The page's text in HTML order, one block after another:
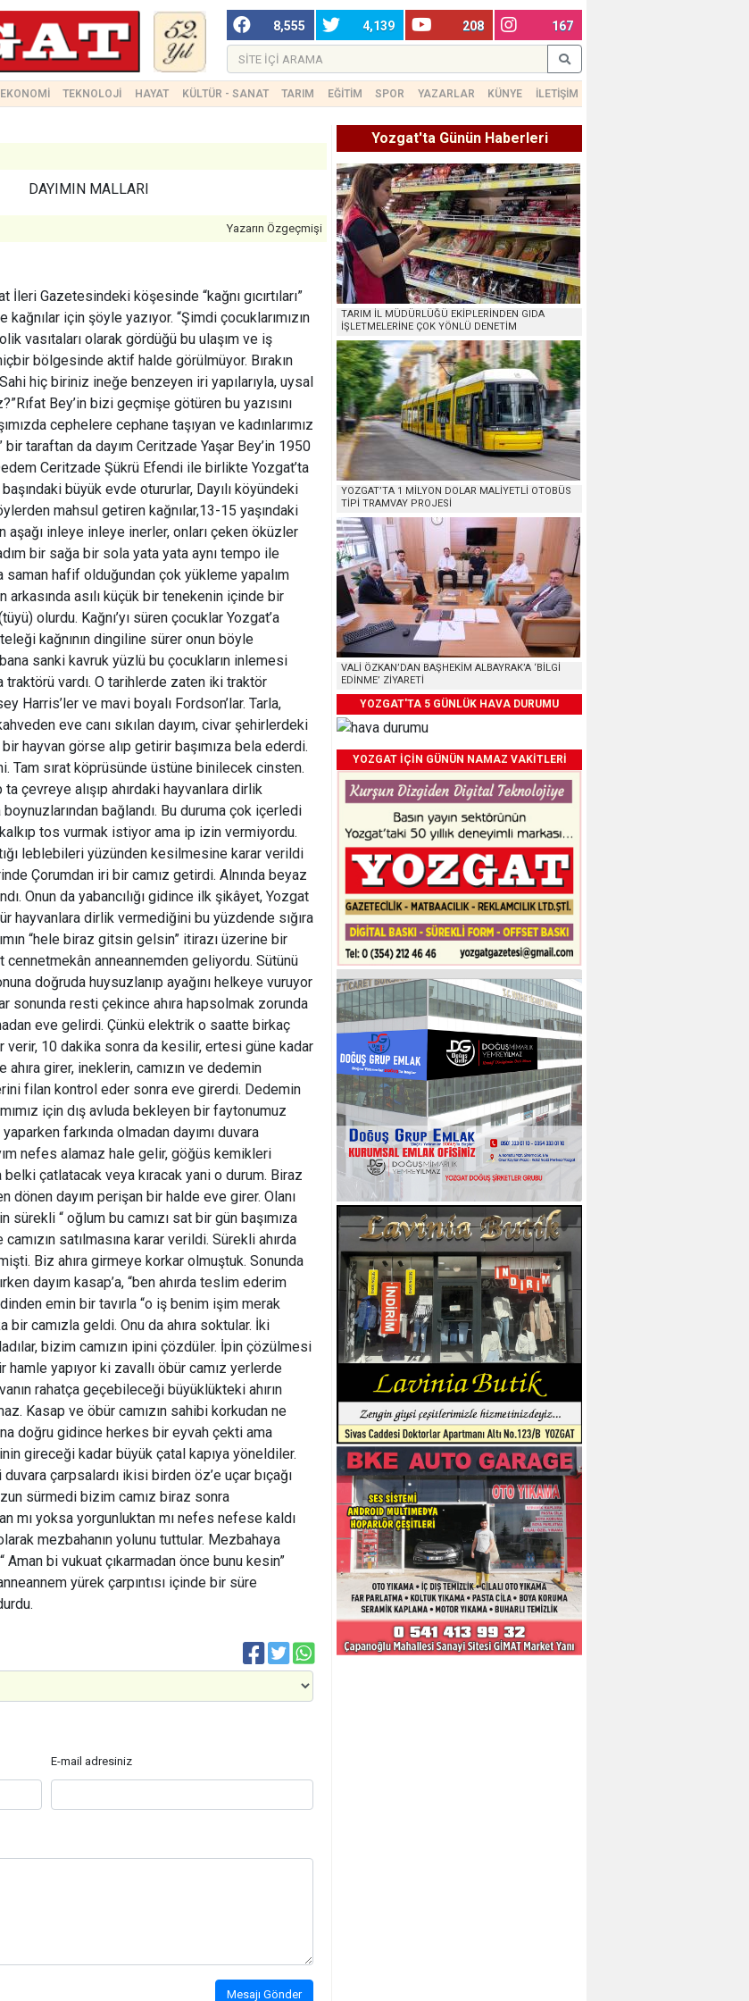
8,555 4,139 208 167
EKONOMİ TEKNOLOJİ HAYAT KÜLTÜR - SANAT TARIM EĞİTİM SPOR YAZARLAR KÜNYE İLETİŞİM
DAYIMIN MALLARI
Yazarın Özgeçmişi
İleri Gazetesindeki köşesinde “kağnı gıcırtıları”
kağnılar için şöyle yazıyor. “Şimdi çocuklarımızın
vasıtaları olarak gördüğü bu ulaşım ve iş
bölgesinde aktif halde görülmüyor. Bırakın
hiç biriniz ineğe benzeyen iri yapılarıyla, uysal
Bey’in bizi geçmişe götüren bu yazısını
cephelere cephane taşıyan ve kadınlarımız
bir taraftan da dayım Ceritzade Yaşar Bey’in 1950
Ceritzade Şükrü Efendi ile birlikte Yozgat’ta
büyük evde otururlar, Dayılı köyündeki
mahsul getiren kağnılar,13-15 yaşındaki
aşağı inleye inleye inerler, onları çeken öküzler
bir sağa bir sola yata yata aynı tempo ile
hafif olduğundan çok yükleme yapalım
arkasında asılı küçük bir tenekenin içinde bir
olurdu. Kağnı’yı süren çocuklar Yozgat’a
kağnının dingiline sürer onun böyle
sanki kavruk yüzlü bu çocukların inlemesi
vardı. O tarihlerde zaten iki traktör
Harris’ler ve mavi boyalı Fordson’lar. Tarla,
eve canı sıkılan dayım, civar şehirlerdeki
hayvan görse alıp getirir başımıza bela ederdi.
Tam sırat köprüsünde üstüne binilecek cinsten.
çevreye alışıp ahırdaki hayvanlara dirlik
bağlandı. Bu duruma çok içerledi
tos vurmak istiyor ama ip izin vermiyordu.
leblebileri yüzünden kesilmesine karar verildi
Çorumdan iri bir camız getirdi. Alnında beyaz
Onun da yabancılığı gidince ilk şikâyet, Yozgat
hayvanlara dirlik vermediğini bu yüzdende sığıra
“hele biraz gitsin gelsin” itirazı üzerine bir
cennetmekân anneannemden geliyordu. Sütünü
doğruda huysuzlanıp ayağını helkeye vuruyor
sonunda resti çekince ahıra hapsolmak zorunda
eve gelirdi. Çünkü elektrik o saatte birkaç
10 dakika sonra da kesilir, ertesi güne kadar
girer, ineklerin, camızın ve dedemin
filan kontrol eder sonra eve girerdi. Dedemin
için dış avluda bekleyen bir faytonumuz
farkında olmadan dayımı duvara
nefes alamaz hale gelir, göğüs kemikleri
belki çatlatacak veya kıracak yani o durum. Biraz
dönen dayım perişan bir halde eve girer. Olanı
sürekli “ oğlum bu camızı sat bir gün başımıza
satılmasına karar verildi. Sürekli ahırda
Biz ahıra girmeye korkar olmuştuk. Sonunda
dayım kasap’a, “ben ahırda teslim ederim
emin bir tavırla “o iş benim işim merak
camızla geldi. Onu da ahıra soktular. İki
bizim camızın ipini çözdüler. İpin çözülmesi
yapıyor ki zavallı öbür camız yerlerde
rahatça geçebileceği büyüklükteki ahırın
Kasap ve öbür camızın sahibi korkudan ne
doğru gidince herkes bir eyvah çekti ama
gireceği kadar büyük çatal kapıya yöneldiler.
çarpsalardı ikisi birden öz’e uçar bıçağı
sürmedi bizim camız biraz sonra
mı yoksa yorgunluktan mı nefes nefese kaldı
mezbahanın yolunu tuttular. Mezbahaya
Aman bi vukuat çıkarmadan önce bunu kesin”
yürek çarpıntısı içinde bir süre
E-mail adresiniz
Mesajı Gönder
Yozgat'ta Günün Haberleri
TARIM İL MÜDÜRLÜĞÜ EKİPLERİNDEN GIDA
İŞLETMELERİNE ÇOK YÖNLÜ DENETİM
YOZGAT’TA 1 MİLYON DOLAR MALİYETLİ OTOBÜS
TİPİ TRAMVAY PROJESİ
VALİ ÖZKAN’DAN BAŞHEKİM ALBAYRAK’A ‘BİLGİ
EDİNME’ ZİYARETİ
YOZGAT'TA 5 GÜNLÜK HAVA DURUMU
YOZGAT İÇİN GÜNÜN NAMAZ VAKİTLERİ